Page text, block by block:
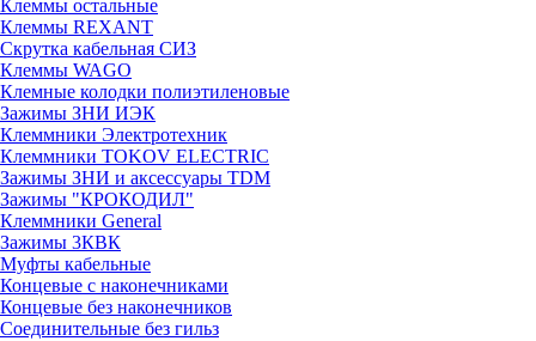
Клеммы остальные
Клеммы REXANT
Скрутка кабельная СИЗ
Клеммы WAGO
Клемные колодки полиэтиленовые
Зажимы ЗНИ ИЭК
Клеммники Электротехник
Клеммники TOKOV ELECTRIC
Зажимы ЗНИ и аксессуары TDM
Зажимы "КРОКОДИЛ"
Клеммники General
Зажимы 3КВК
Муфты кабельные
Концевые с наконечниками
Концевые без наконечников
Соединительные без гильз